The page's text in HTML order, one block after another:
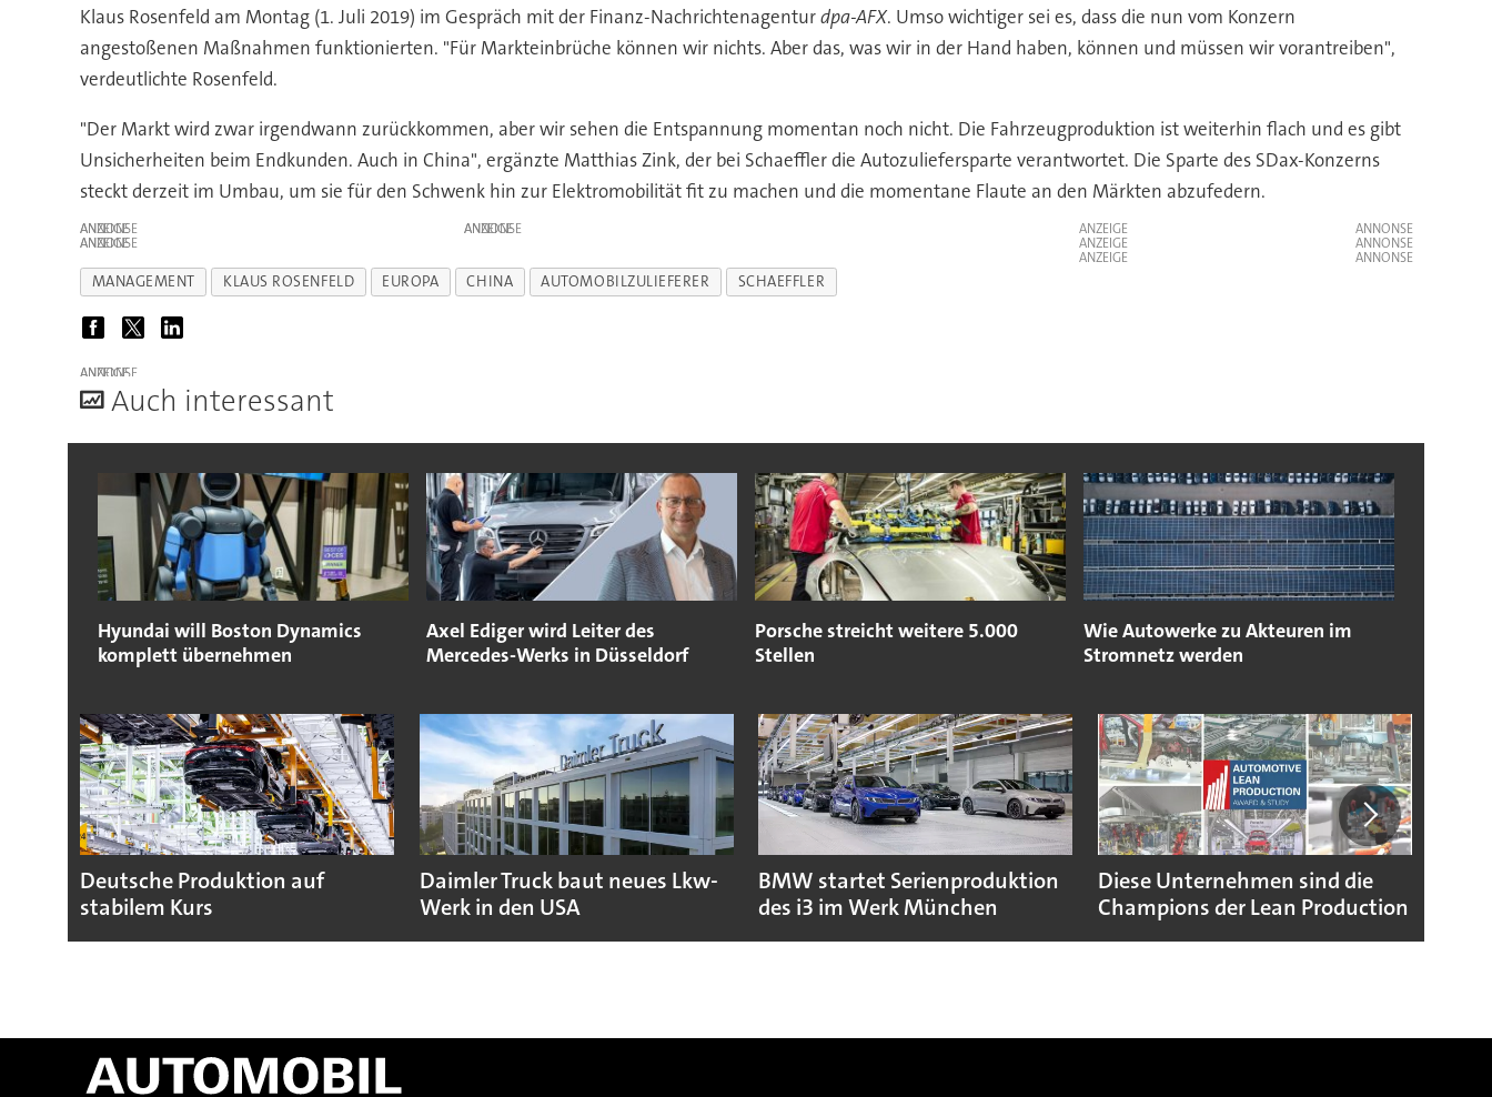
Klaus Rosenfeld am Montag (1. Juli 2019) im Gespräch mit der Finanz-Nachrichtenagenturdpa-AFX. Umso wichtiger sei es, dass die nun vom Konzern
angestoßenen Maßnahmen funktionierten. "Für Markteinbrüche können wir nichts. Aber das, was wir in der Hand haben, können und müssen wir vorantreiben",
verdeutlichte Rosenfeld.
"Der Markt wird zwar irgendwann zurückkommen, aber wir sehen die Entspannung momentan noch nicht. Die Fahrzeugproduktion ist weiterhin flach und es gibt
Unsicherheiten beim Endkunden. Auch in China", ergänzte Matthias Zink, der bei Schaeffler die Autozuliefersparte verantwortet. Die Sparte des SDax-Konzerns
steckt derzeit im Umbau, um sie für den Schwenk hin zur Elektromobilität fit zu machen und die momentane Flaute an den Märkten abzufedern.
ANZEIGE ANZEIGE
ANZEIGE
ANZEIGE
ANZEIGE
ANZEIGE
MANAGEMENT KLAUS ROSENFELD EUROPA CHINA AUTOMOBILZULIEFERER SCHAEFFLER
ANZEIGE
Auch interessant
Hyundai will Boston Dynamics
komplett übernehmen
Axel Ediger wird Leiter des
Mercedes-Werks in Düsseldorf
Porsche streicht weitere 5.000
Stellen
Wie Autowerke zu Akteuren im
Stromnetz werden
Deutsche Produktion auf
stabilem Kurs
Daimler Truck baut neues Lkw-
Werk in den USA
BMW startet Serienproduktion
des i3 im Werk München
Diese Unternehmen sind die
Champions der Lean Production